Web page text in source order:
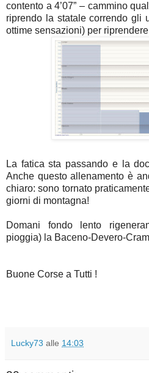
contento a 4’07” – cammino
riprendo la statale correndo gli
ottime sensazioni) per
La fatica sta passando e la
Anche questo allenamento è
chiaro: sono tornato
giorni di montagna!
Domani fondo lento
pioggia) la Baceno-Devero-
Buone Corse a Tutti !
Lucky73 alle 14:03